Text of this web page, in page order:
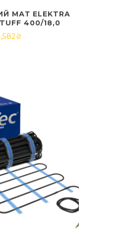
МАТ ELEKTRA
400/18,0
₴